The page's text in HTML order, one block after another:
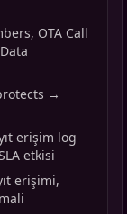
OTA Call
→
erişim log
etkisi
erişimi,